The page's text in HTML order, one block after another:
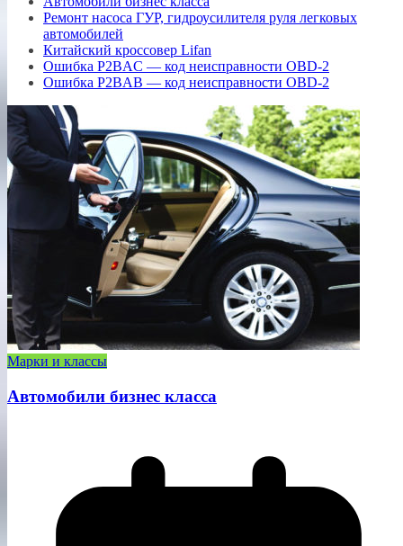
Ремонт насоса ГУР, гидроусилителя руля легковых
автомобилей
Китайский кроссовер Lifan
Ошибка P2BAC — код неисправности OBD-2
Ошибка P2BAB — код неисправности OBD-2
Марки и классы
Автомобили бизнес класса